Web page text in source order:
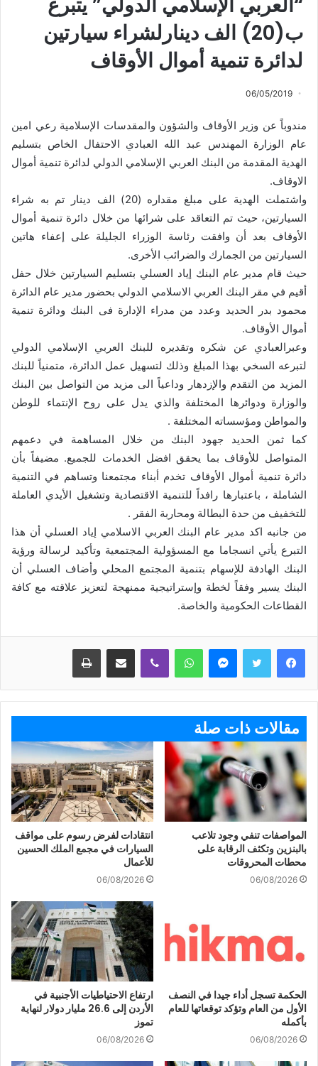
“العربي الإسلامي الدولي” يتبرع
ب(20) الف دينارلشراء سيارتين
لدائرة تنمية أموال الأوقاف
06/05/2019
مندوباً عن وزير الأوقاف والشؤون والمقدسات الإسلامية رعي امين
عام الوزارة المهندس عبد الله العبادي الاحتفال الخاص بتسليم
الهدية المقدمة من البنك العربي الإسلامي الدولي لدائرة تنمية أموال
الاوقاف.
واشتملت الهدية على مبلغ مقداره (20) الف دينار تم به شراء
السيارتين، حيث تم التعاقد على شرائها من خلال دائرة تنمية أموال
الأوقاف بعد أن وافقت رئاسة الوزراء الجليلة على إعفاء هاتين
السيارتين من الجمارك والضرائب الأخرى.
حيث قام مدير عام البنك إياد العسلي بتسليم السيارتين خلال حفل
أقيم في مقر البنك العربي الاسلامي الدولي بحضور مدير عام الدائرة
محمود بدر الحديد وعدد من مدراء الإدارة فى البنك ودائرة تنمية
أموال الأوقاف.
وعبرالعبادي عن شكره وتقديره للبنك العربي الإسلامي الدولي
لتبرعه السخي بهذا المبلغ وذلك لتسهيل عمل الدائرة، متمنياً للبنك
المزيد من التقدم والإزدهار وداعياً الى مزيد من التواصل بين البنك
والوزارة ودوائرها المختلفة والذي يدل على روح الإنتماء للوطن
والمواطن ومؤسساته المختلفة .
كما ثمن الحديد جهود البنك من خلال المساهمة في دعمهم
المتواصل للأوقاف بما يحقق افضل الخدمات للجميع. مضيفاً بأن
دائرة تنمية أموال الأوقاف تخدم أبناء مجتمعنا وتساهم في التنمية
الشاملة ، باعتبارها رافداً للتنمية الاقتصادية وتشغيل الأيدي العاملة
للتخفيف من حدة البطالة ومحاربة الفقر .
من جانبه اكد مدير عام البنك العربي الاسلامي إياد العسلي أن هذا
التبرع يأتي انسجاما مع المسؤولية المجتمعية وتأكيد لرسالة ورؤية
البنك الهادفة للإسهام بتنمية المجتمع المحلي وأضاف العسلي أن
البنك يسير وفقاً لخطة وإستراتيجية ممنهجة لتعزيز علاقته مع كافة
القطاعات الحكومية والخاصة.
ماسنجر واتساب ڤايبر مشاركة عبر البريد طباعة
مقالات ذات صلة
المواصفات تنفي وجود تلاعب
بالبنزين وتكثف الرقابة على
محطات المحروقات
06/08/2026
انتقادات لفرض رسوم على مواقف
السيارات في مجمع الملك الحسين
للأعمال
06/08/2026
الحكمة تسجل أداء جيدا في النصف
الأول من العام وتؤكد توقعاتها للعام
بأكمله
06/08/2026
ارتفاع الاحتياطيات الأجنبية في
الأردن إلى 26.6 مليار دولار لنهاية
تموز
06/08/2026